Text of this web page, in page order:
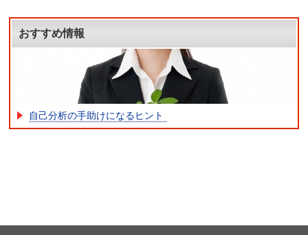
おすすめ情報
自己分析の手助けになるヒント